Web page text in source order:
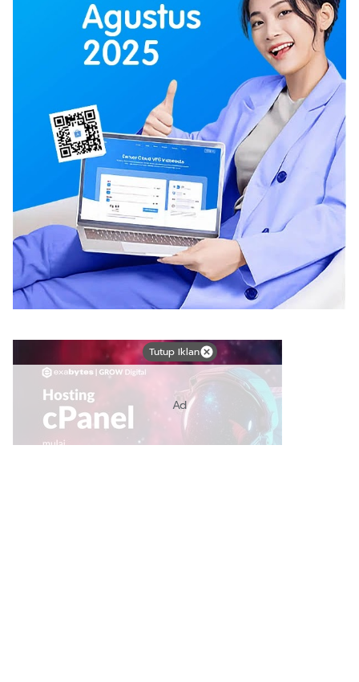
Tutup Iklan
Ad